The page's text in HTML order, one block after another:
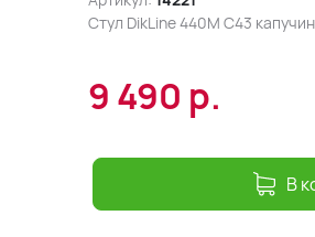
Стул DikLine 440М C43
9 490 р.
В